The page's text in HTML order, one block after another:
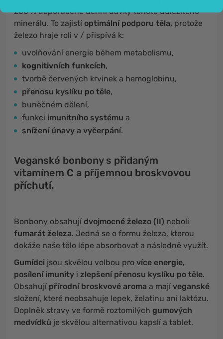
200 % doporučené denní dávky tohoto důležitého
minerálu. To zajistíoptimální podporu těla, protože
železo hraje roli v / přispívá k:
uvolňování energie během metabolismu,
kognitivních funkcích,
tvorbě červených krvinek a hemoglobinu,
přenosu kyslíku po těle,
buněčném dělení,
funkci imunitního systému a
snížení únavy a vyčerpání.
Veganské bonbony s přidaným
vitamínem C a příjemnou broskvovou
příchutí.
Bonbony obsahujídvojmocné železo (II) neboli
fumarát železa. Jedná se o formu železa, kterou
dokáže naše tělo lépe absorbovat a následně využít.
Gumídci jsou skvělou volbou pro více energie,
posílení imunity i zlepšení přenosu kyslíku po těle.
Obsahují přírodní broskvové aroma a majíveganské
složení, které neobsahuje lepek, želatinu ani laktózu.
Doplněk stravy ve formě roztomilých gumových
medvídků je skvělou alternativou kapslí a tablet.